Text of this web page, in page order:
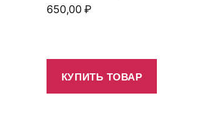
650,00₽
КУПИТЬ ТОВАР